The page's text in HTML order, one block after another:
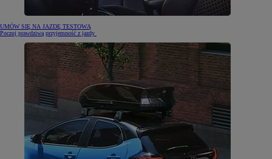
UMÓW SIĘ NA JAZDĘ TESTOWĄ
Poczuj prawdziwą przyjemność z jazdy